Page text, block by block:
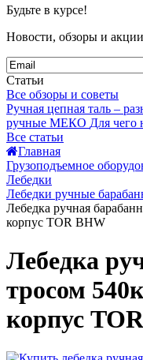
Будьте в курсе!
Новости, обзоры и акции
Статьи
Все обзоры и советы
Ручная цепная таль –
ручные МЕКО Для чего
Все статьи
Главная
Грузоподъемное
Лебедки
Лебедки ручные
Лебедка ручная
корпус TOR BHW
Лебедка
тросом
корпус